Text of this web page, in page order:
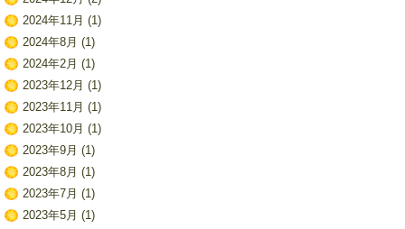
2024年11月 (1)
2024年8月 (1)
2024年2月 (1)
2023年12月 (1)
2023年11月 (1)
2023年10月 (1)
2023年9月 (1)
2023年8月 (1)
2023年7月 (1)
2023年5月 (1)